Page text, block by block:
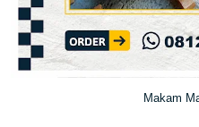
Makam